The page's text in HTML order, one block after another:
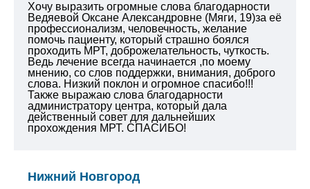
Хочу выразить огромные слова благодарности
Ведяевой Оксане Александровне (Мяги, 19)за её
профессионализм, человечность, желание
помочь пациенту, который страшно боялся
проходить МРТ, доброжелательность, чуткость.
Ведь лечение всегда начинается ,по моему
мнению, со слов поддержки, внимания, доброго
слова. Низкий поклон и огромное спасибо!!!
Также выражаю слова благодарности
администратору центра, который дала
действенный совет для дальнейших
прохождения МРТ. СПАСИБО!
Нижний Новгород